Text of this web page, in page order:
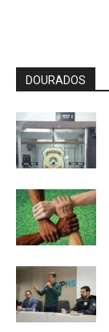
DOURADOS